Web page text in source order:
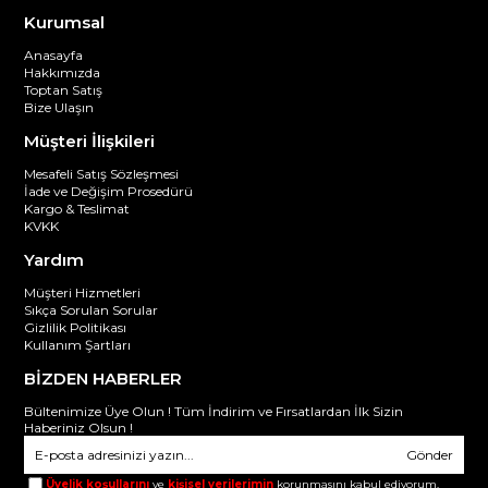
Kurumsal
Anasayfa
Hakkımızda
Toptan Satış
Bize Ulaşın
Müşteri İlişkileri
Mesafeli Satış Sözleşmesi
İade ve Değişim Prosedürü
Kargo & Teslimat
KVKK
Yardım
Müşteri Hizmetleri
Sıkça Sorulan Sorular
Gizlilik Politikası
Kullanım Şartları
BİZDEN HABERLER
Bültenimize Üye Olun ! Tüm İndirim ve Fırsatlardan İlk Sizin
Haberiniz Olsun !
Gönder
Üyelik koşullarını ve kişisel verilerimin korunmasını kabul ediyorum.